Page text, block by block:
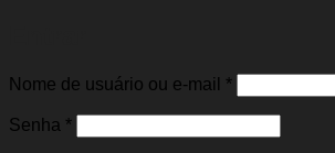
Nome de usuário ou e-mail *Obrigatório
Senha *Obrigatório